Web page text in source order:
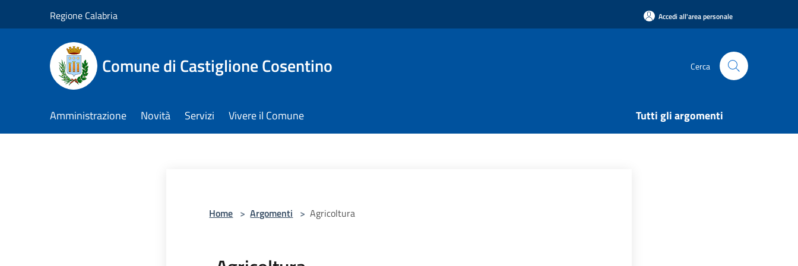
Regione Calabria Accedi all'area personale
Comune di Castiglione Cosentino Cerca
Amministrazione Novità Servizi Vivere il Comune Tutti gli argomenti
Home > Argomenti > Agricoltura